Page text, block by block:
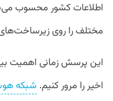
اطلاعات کشور محسوب
مختلف را روی
این پرسش زمانی اهمیت
اخیر را مرور کنیم. شبکه